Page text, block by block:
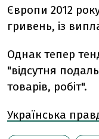
Європи 2012
гривень, із
Однак тепер
"відсутня
товарів, робіт".
Українська